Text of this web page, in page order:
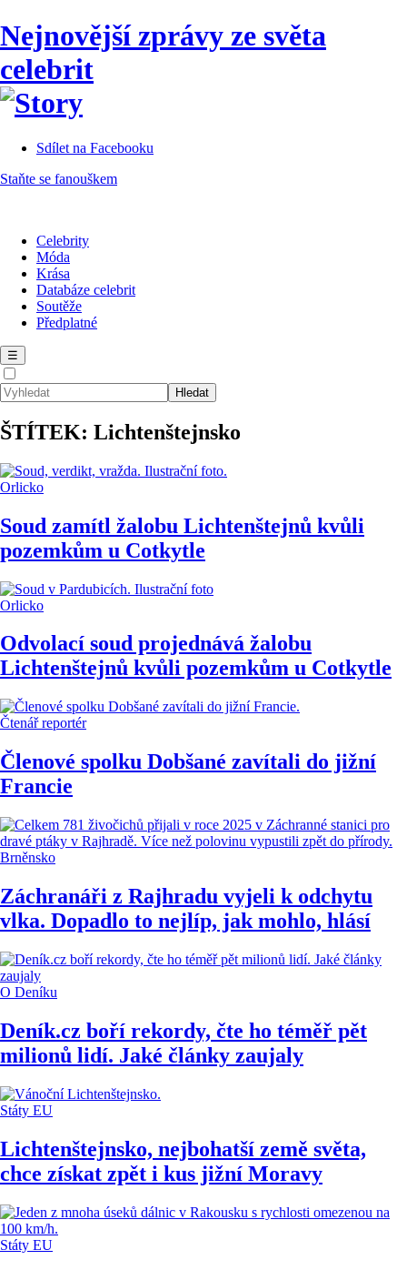
Nejnovější zprávy ze světa
celebrit
Sdílet na Facebooku
Staňte se fanouškem
Celebrity
Móda
Krása
Databáze celebrit
Soutěže
Předplatné
☰
ŠTÍTEK: Lichtenštejnsko
Orlicko
Soud zamítl žalobu Lichtenštejnů kvůli
pozemkům u Cotkytle
Orlicko
Odvolací soud projednává žalobu
Lichtenštejnů kvůli pozemkům u Cotkytle
Čtenář reportér
Členové spolku Dobšané zavítali do jižní
Francie
Brněnsko
Záchranáři z Rajhradu vyjeli k odchytu
vlka. Dopadlo to nejlíp, jak mohlo, hlásí
O Deníku
Deník.cz boří rekordy, čte ho téměř pět
milionů lidí. Jaké články zaujaly
Státy EU
Lichtenštejnsko, nejbohatší země světa,
chce získat zpět i kus jižní Moravy
Státy EU